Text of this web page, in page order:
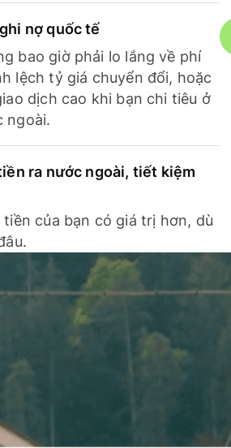
nợ quốc tế
bao giờ phải lo lắng về phí
lệch tỷ giá chuyển đổi, hoặc
dịch cao khi bạn chi tiêu ở
ngoài.
ra nước ngoài, tiết kiệm
tiền của bạn có giá trị hơn, dù